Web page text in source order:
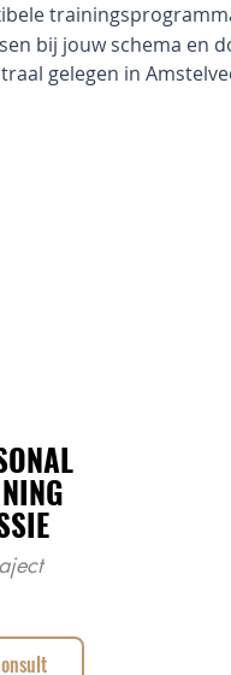
bij jouw schema en
gelegen in